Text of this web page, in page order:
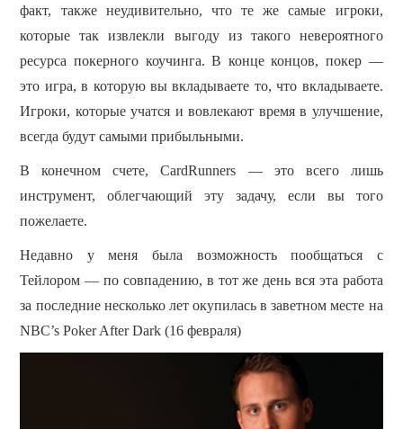
факт, также неудивительно, что те же самые игроки,
которые так извлекли выгоду из такого невероятного
ресурса покерного коучинга.В конце концов, покер —
это игра, в которую вы вкладываете то, что вкладываете.
Игроки, которые учатся и вовлекают время в улучшение,
всегда будут самыми прибыльными.
В конечном счете, CardRunners — это всего лишь
инструмент, облегчающий эту задачу, если вы того
пожелаете.
Недавно у меня была возможность пообщаться с
Тейлором — по совпадению, в тот же день вся эта работа
за последние несколько лет окупилась в заветном месте на
NBC’s Poker After Dark (16 февраля)